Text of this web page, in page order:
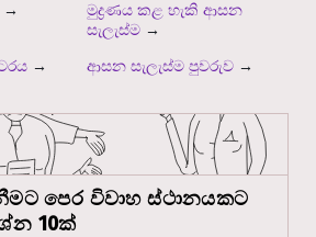
→
මුද්‍රණය කළ හැකි ආසන
සැලැස්ම →
→ ආසන සැලැස්ම පුවරුව →
පෙර විවාහ ස්ථානයකට
10ක්